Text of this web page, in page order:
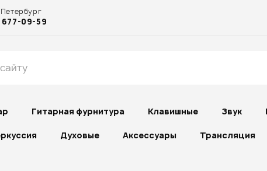
09-59
Гитарная фурнитура Клавишные Звук
Духовые Аксессуары Трансляция